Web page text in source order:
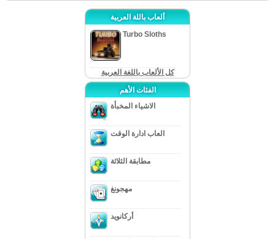
ألعاب باللة العربية
Turbo Sloths
كل الألعاب باللغة العربية
الفئات الأهم
الاشياء المخبأة
العاب ادارة الوقت
مطابقة الثلاثة
مهجونغ
أركانويد